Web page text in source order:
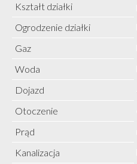
Kształt działki
Ogrodzenie działki
Gaz
Woda
Dojazd
Otoczenie
Prąd
Kanalizacja